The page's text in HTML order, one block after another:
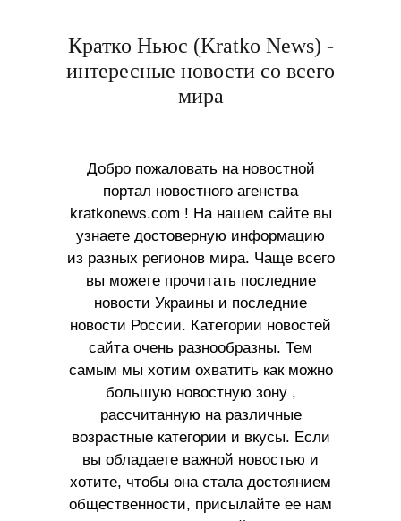
Кратко Ньюс (Kratko News) -
интересные новости со всего
мира
Добро пожаловать на новостной
портал новостного агенства
kratkonews.com ! На нашем сайте вы
узнаете достоверную информацию
из разных регионов мира. Чаще всего
вы можете прочитать последние
новости Украины и последние
новости России. Категории новостей
сайта очень разнообразны. Тем
самым мы хотим охватить как можно
большую новостную зону ,
рассчитанную на различные
возрастные категории и вкусы. Если
вы обладаете важной новостью и
хотите, чтобы она стала достоянием
общественности, присылайте ее нам